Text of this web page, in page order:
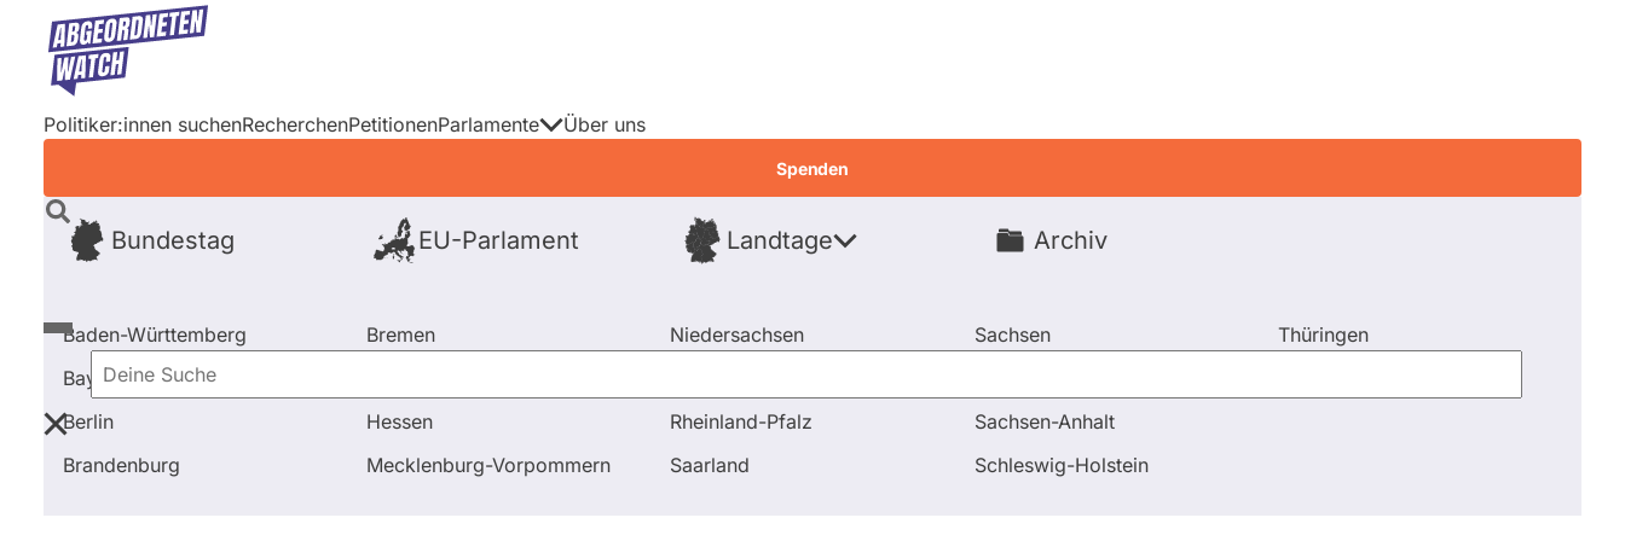
Direkt
Inhalt
Politiker:innen suchenRecherchenPetitionenParlamente
Bundestag EU-Parlament Landtage
Baden-Württemberg
Bayern
Berlin
Brandenburg
Bremen
Hessen
Mecklenburg-Vorpommern
Niedersachsen
Rheinland-Pfalz
Saarland
Sachsen
Sachsen-Anhalt
Schleswig-Holstein
Thüringen
Archiv
Über uns
Spenden
Deine
Suche
Startseite Frage stellen Sascha Müller